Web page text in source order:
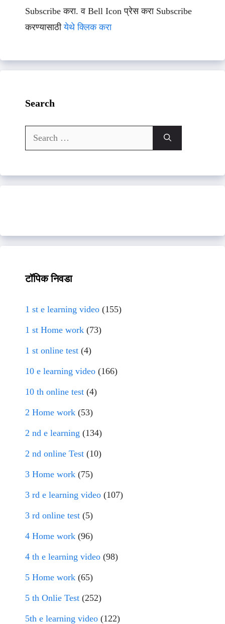
Subscribe करा. व Bell Icon प्रेस करा Subscribe
करण्यासाठीयेथे क्लिक करा
Search
Search
for:
टॉपिक निवडा
1 st e learning video (155)
1 st Home work (73)
1 st online test (4)
10 e learning video (166)
10 th online test (4)
2 Home work (53)
2 nd e learning (134)
2 nd online Test (10)
3 Home work (75)
3 rd e learning video (107)
3 rd online test (5)
4 Home work (96)
4 th e learning video (98)
5 Home work (65)
5 th Onlie Test (252)
5th e learning video (122)